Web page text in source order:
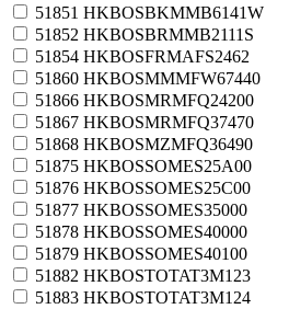
51851 HKBOSBKMMB6141W
51852 HKBOSBRMMB2111S
51854 HKBOSFRMAFS2462
51860 HKBOSMMMFW67440
51866 HKBOSMRMFQ24200
51867 HKBOSMRMFQ37470
51868 HKBOSMZMFQ36490
51875 HKBOSSOMES25A00
51876 HKBOSSOMES25C00
51877 HKBOSSOMES35000
51878 HKBOSSOMES40000
51879 HKBOSSOMES40100
51882 HKBOSTOTAT3M123
51883 HKBOSTOTAT3M124